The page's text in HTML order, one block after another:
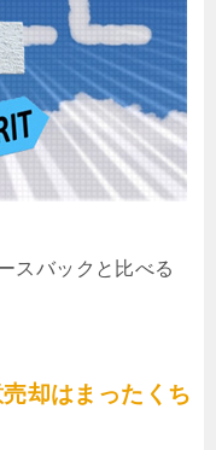
スバックと比べる
却はまったくち